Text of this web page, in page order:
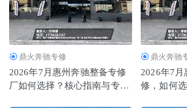
鼎火奔驰专修
2026年7月惠州奔驰整备专修
厂如何选择？核心指南与专业
鼎火奔驰
2026年7
修，如何
2026年近期惠州专业汽车维修整备服务商
08
2026优选惠城专业大保养专修厂：鼎火
2026-06-30
2026年惠城奔驰ML维修指南：长期客户
推荐分析 2026-07-08